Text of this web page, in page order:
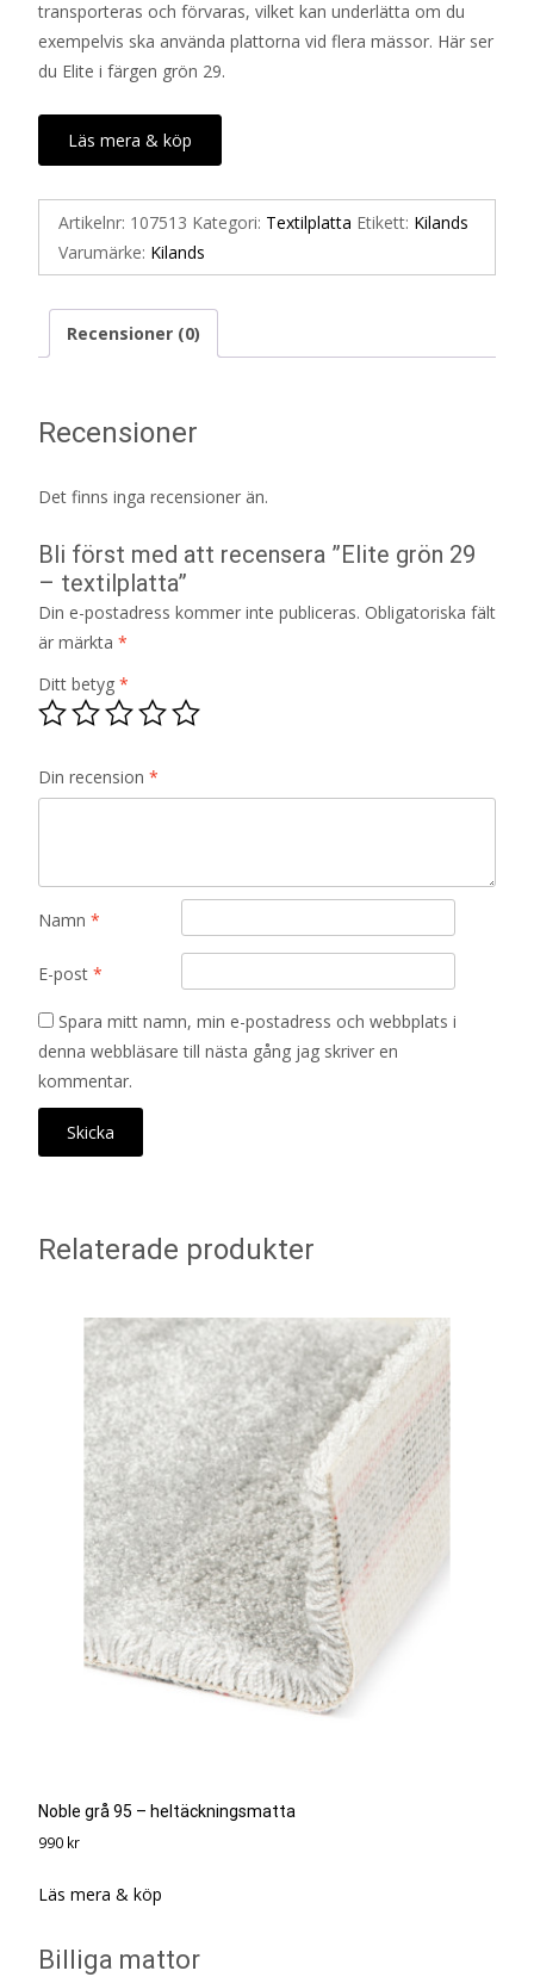
transporteras och förvaras, vilket kan underlätta om du
exempelvis ska använda plattorna vid flera mässor. Här ser
du Elite i färgen grön 29.
Läs mera & köp
Artikelnr: 107513 Kategori: Textilplatta Etikett: Kilands
Varumärke: Kilands
Recensioner (0)
Recensioner
Det finns inga recensioner än.
Bli först med att recensera ”Elite grön 29
– textilplatta”
Din e-postadress kommer inte publiceras. Obligatoriska fält
är märkta *
Ditt betyg *
Din recension *
Namn *
E-post *
Spara mitt namn, min e-postadress och webbplats i
denna webbläsare till nästa gång jag skriver en
kommentar.
Relaterade produkter
Noble grå 95 – heltäckningsmatta
990 kr
Läs mera & köp
Billiga mattor